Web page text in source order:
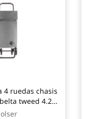
4 ruedas chasis
tweed 4.2
rolser